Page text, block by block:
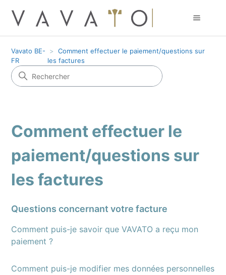
Vavato BE-
FR
Comment effectuer le paiement/questions sur
les factures
Comment effectuer le
paiement/questions sur
les factures
Questions concernant votre facture
Comment puis-je savoir que VAVATO a reçu mon
paiement ?
Comment puis-je modifier mes données personnelles